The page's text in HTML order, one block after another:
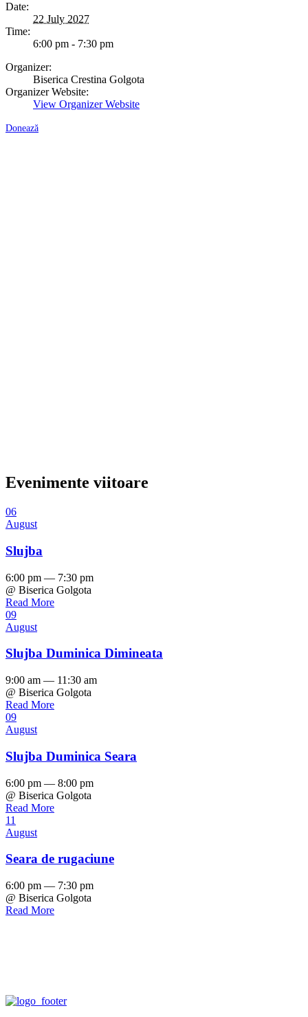
Date:
22 July 2027
Time:
6:00 pm - 7:30 pm
Organizer:
Biserica Crestina Golgota
Organizer Website:
View Organizer Website
Donează
Evenimente viitoare
06
August
Slujba
6:00 pm — 7:30 pm
@ Biserica Golgota
Read More
09
August
Slujba Duminica Dimineata
9:00 am — 11:30 am
@ Biserica Golgota
Read More
09
August
Slujba Duminica Seara
6:00 pm — 8:00 pm
@ Biserica Golgota
Read More
11
August
Seara de rugaciune
6:00 pm — 7:30 pm
@ Biserica Golgota
Read More